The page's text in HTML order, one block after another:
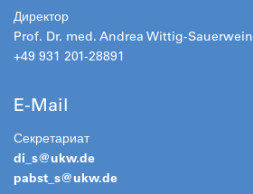
Директор
Prof. Dr. med. Andrea Wittig-Sauerwein
+49 931 201-28891
E-Mail
Секретариат
di_s@ukw.de
pabst_s@ukw.de